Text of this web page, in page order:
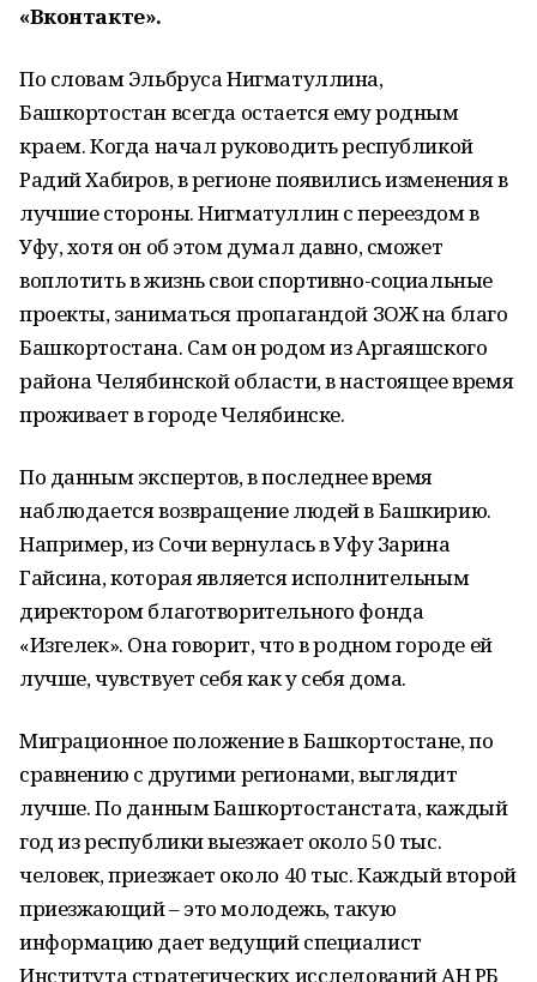
«Вконтакте».
По словам Эльбруса Нигматуллина,
Башкортостан всегда остается ему родным
краем. Когда начал руководить республикой
Радий Хабиров, в регионе появились изменения в
лучшие стороны. Нигматуллин с переездом в
Уфу, хотя он об этом думал давно, сможет
воплотить в жизнь свои спортивно-социальные
проекты, заниматься пропагандой ЗОЖ на благо
Башкортостана. Сам он родом из Аргаяшского
района Челябинской области, в настоящее время
проживает в городе Челябинске.
По данным экспертов, в последнее время
наблюдается возвращение людей в Башкирию.
Например, из Сочи вернулась в Уфу Зарина
Гайсина, которая является исполнительным
директором благотворительного фонда
«Изгелек». Она говорит, что в родном городе ей
лучше, чувствует себя как у себя дома.
Миграционное положение в Башкортостане, по
сравнению с другими регионами, выглядит
лучше. По данным Башкортостанстата, каждый
год из республики выезжает около 50 тыс.
человек, приезжает около 40 тыс. Каждый второй
приезжающий – это молодежь, такую
информацию дает ведущий специалист
Института стратегических исследований АН РБ